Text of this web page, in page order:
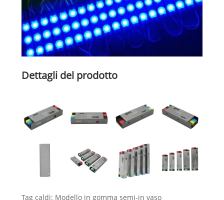
Dettagli del prodotto
Tag caldi: Modello in gomma semi-in vaso